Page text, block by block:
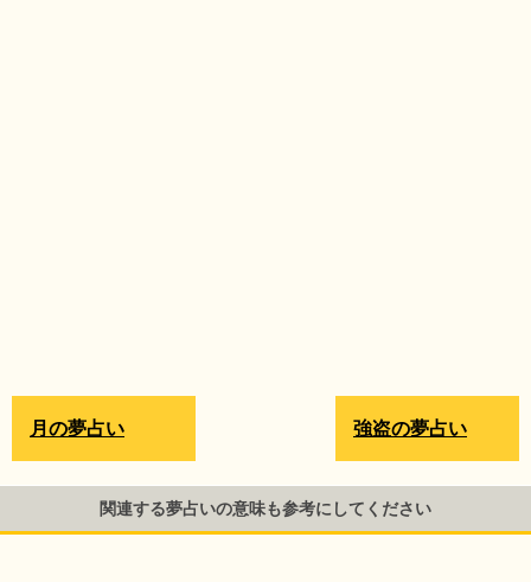
強盗の夢占い
月の夢占い
関連する夢占いの意味も参考にしてください